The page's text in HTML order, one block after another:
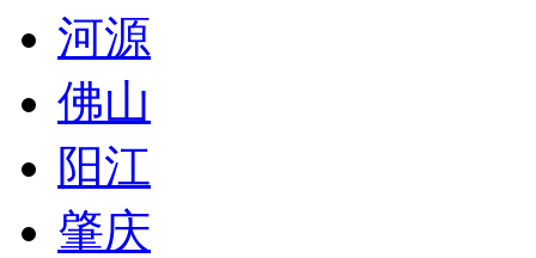
河源
佛山
阳江
肇庆